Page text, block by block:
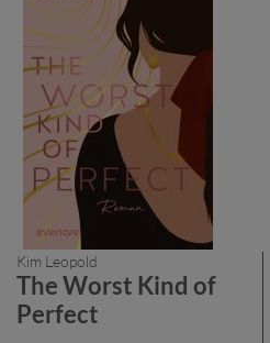
Kim Leopold
The Worst Kind of
Perfect